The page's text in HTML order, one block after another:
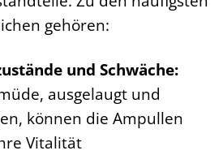
gehören:
und Schwäche:
ausgelaugt und
können die Ampullen
Vitalität